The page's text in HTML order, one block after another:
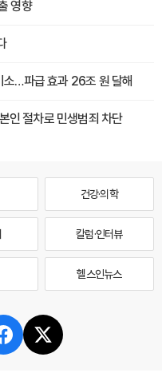
영향
소…파급 효과 26조 원 달해
인 절차로 민생범죄 차단
건강·의학
칼럼·인터뷰
헬스인뉴스